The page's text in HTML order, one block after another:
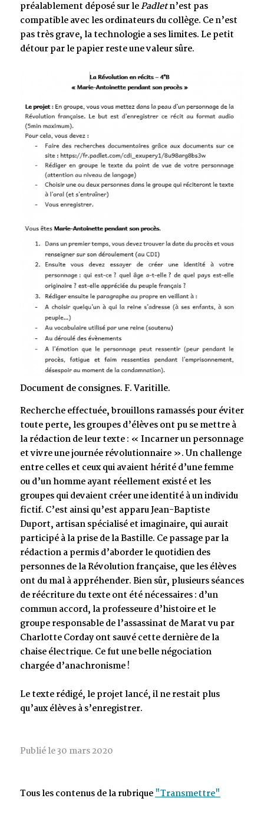
préalablement déposé sur lePadletn’est pas
compatible avec les ordinateurs du collège. Ce n’est
pas très grave, la technologie a ses limites. Le petit
détour par le papier reste une valeur sûre.
Document de consignes. F. Varitille.
Recherche effectuée, brouillons ramassés pour éviter
toute perte, les groupes d’élèves ont pu se mettre à
la rédaction de leur texte : « Incarner un personnage
et vivre une journée révolutionnaire ». Un challenge
entre celles et ceux qui avaient hérité d’une femme
ou d’un homme ayant réellement existé et les
groupes qui devaient créer une identité à un individu
fictif. C’est ainsi qu’est apparu Jean-Baptiste
Duport, artisan spécialisé et imaginaire, qui aurait
participé à la prise de la Bastille. Ce passage par la
rédaction a permis d’aborder le quotidien des
personnes de la Révolution française, que les élèves
ont du mal à appréhender. Bien sûr, plusieurs séances
de réécriture du texte ont été nécessaires : d’un
commun accord, la professeure d’histoire et le
groupe responsable de l’assassinat de Marat vu par
Charlotte Corday ont sauvé cette dernière de la
chaise électrique. Ce fut une belle négociation
chargée d’anachronisme !
Le texte rédigé, le projet lancé, il ne restait plus
qu’aux élèves à s’enregistrer.
Publié le 30 mars 2020
Tous les contenus de la rubrique"Transmettre"